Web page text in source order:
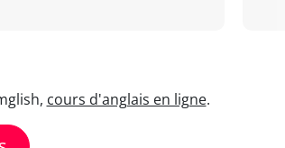
cours d'anglais en ligne.